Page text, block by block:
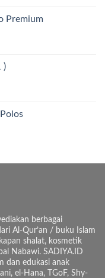
Premium
)
berbagai
Al-Qur’an / buku Islam
shalat, kosmetik
Nabawi. SADIYA.ID
dan edukasi anak
el-Hana, TGoF, Shy-